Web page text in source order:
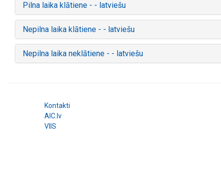
Pilna laika klātiene - - latviešu
Nepilna laika klātiene - - latviešu
Nepilna laika neklātiene - - latviešu
Kontakti
AIC.lv
VIIS